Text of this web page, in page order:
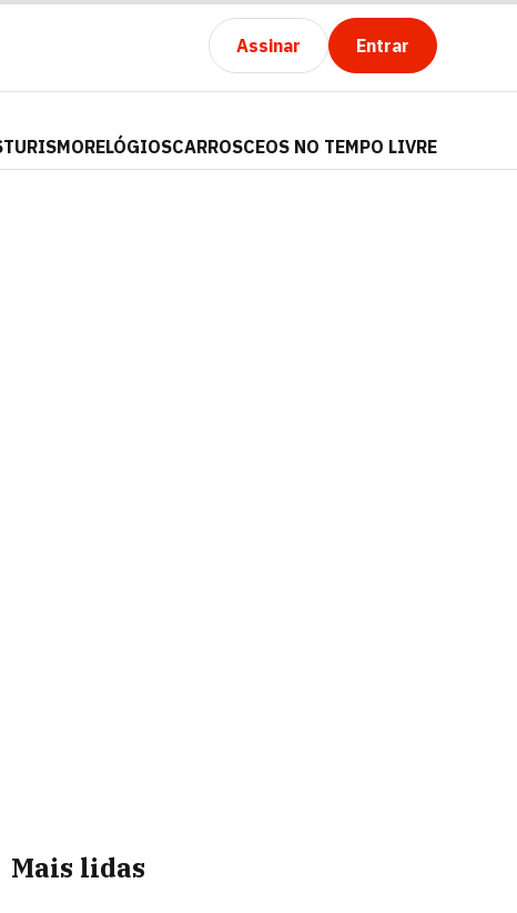
Assinar Entrar
TURISMORELÓGIOSCARROSCEOS NO TEMPO LIVRE
Mais lidas